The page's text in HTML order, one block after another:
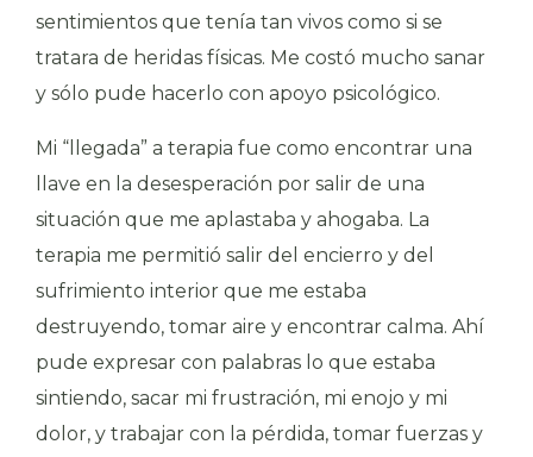
sentimientos que tenía tan vivos como si se
tratara de heridas físicas. Me costó mucho sanar
y sólo pude hacerlo con apoyo psicológico.
Mi “llegada” a terapia fue como encontrar una
llave en la desesperación por salir de una
situación que me aplastaba y ahogaba. La
terapia me permitió salir del encierro y del
sufrimiento interior que me estaba
destruyendo, tomar aire y encontrar calma. Ahí
pude expresar con palabras lo que estaba
sintiendo, sacar mi frustración, mi enojo y mi
dolor, y trabajar con la pérdida, tomar fuerzas y